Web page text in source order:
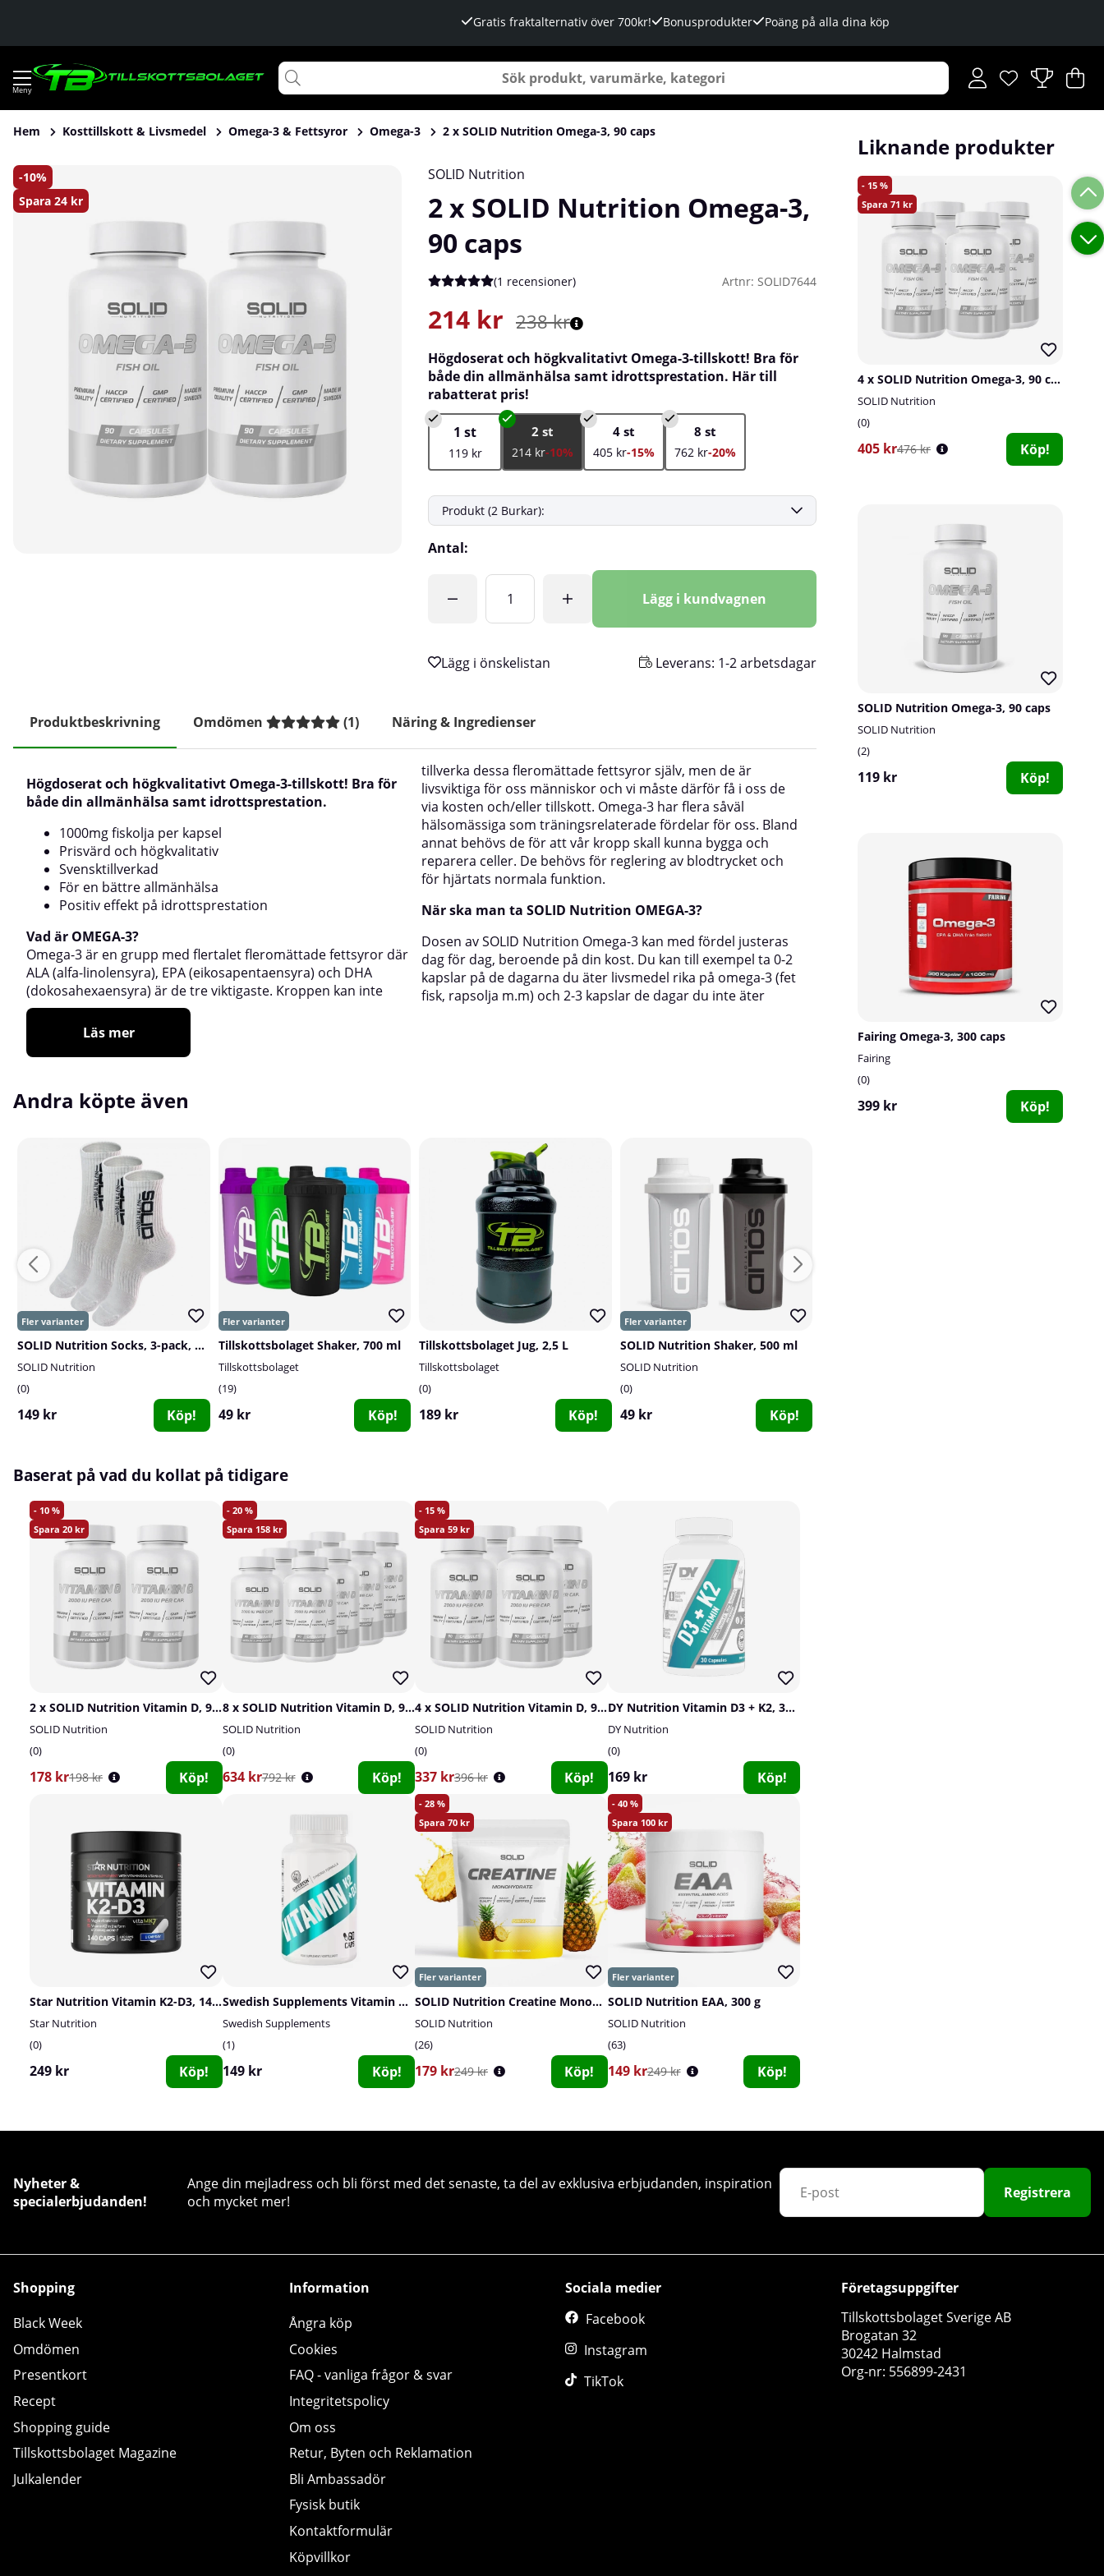
Gratis fraktalternativ över 700kr! Bonusprodukter Poäng på alla dina köp
Önskelista
Antal i
.
.
Hem Kosttillskott & Livsmedel Omega-3 & Fettsyror Omega-3 2 x SOLID Nutrition Omega-3, 90 caps
10
Spara 24 kr
Produktbilder 2 x SOLID Nutrition Omega-3, 90 caps SOLID Nutrition
2 x SOLID Nutrition Omega-3,
90 caps
Medelbetyg 5 av 5 Antal betyg 1
(1 recensioner) Artnr: SOLID7644
238kr
214 kr
Högdoserat och högkvalitativt Omega-3-tillskott! Bra för
både din allmänhälsa samt idrottsprestation. Här till
rabatterat pris!
1 st
119 kr
2 st
214 kr-10%
4 st
405 kr-15%
8 st
762 kr-20%
Antal:
Lägg i kundvagnen
Leverans: 1-2 arbetsdagar
Liknande produkter
15
71
4 x SOLID Nutrition Omega-3, 90 caps
SOLID Nutrition
0
405 kr476 kr Köp!
SOLID Nutrition Omega-3, 90 caps
SOLID Nutrition
2
119 kr Köp!
Fairing Omega-3, 300 caps
Fairing
0
399 kr Köp!
Prime Nutrition Omega-3, 60 caps
Prime Nutrition
Produktbeskrivning Omdömen (1) Näring & Ingredienser
Högdoserat och högkvalitativt Omega-3-tillskott! Bra för
både din allmänhälsa samt idrottsprestation.
1000mg fiskolja per kapsel
Prisvärd och högkvalitativ
Svensktillverkad
För en bättre allmänhälsa
Positiv effekt på idrottsprestation
Vad är OMEGA-3?
Omega-3 är en grupp med flertalet fleromättade fettsyror där
ALA (alfa-linolensyra), EPA (eikosapentaensyra) och DHA
(dokosahexaensyra) är de tre viktigaste. Kroppen kan inte
tillverka dessa fleromättade fettsyror själv, men de är
livsviktiga för oss människor och vi måste därför få i oss de
via kosten och/eller tillskott. Omega-3 har flera såväl
hälsomässiga som träningsrelaterade fördelar för oss. Bland
annat behövs de för att vår kropp skall kunna bygga och
reparera celler. De behövs för reglering av blodtrycket och
för hjärtats normala funktion.
När ska man ta SOLID Nutrition OMEGA-3?
Dosen av SOLID Nutrition Omega-3 kan med fördel justeras
dag för dag, beroende på din kost. Du kan till exempel ta 0-2
kapslar på de dagarna du äter livsmedel rika på omega-3 (fet
fisk, rapsolja m.m) och 2-3 kapslar de dagar du inte äter
livsmedel med mycket omega-3. 1-3 kapslar
dagligen, gärna i samband med måltid.
omega-3, för vår allmänna hälsas skull. I
generellt sätt dåliga på att äta tillräckligt
många utvecklar en brist på omega-3 på
tillskott av SOLID Nutrition omega-3 är
säkerställa dagsbehovet varje dag! Tack vare
högdoserade räcker det med 1-3 kapslar per
Läs mer
Andra köpte även
SOLID Nutrition Socks, 3-pack, White
SOLID Nutrition
0
149 kr Köp!
Tillskottsbolaget Shaker, 700 ml
Tillskottsbolaget
19
49 kr Köp!
Tillskottsbolaget Jug, 2,5 L
Tillskottsbolaget
0
189 kr Köp!
SOLID Nutrition Shaker, 500 ml
SOLID Nutrition
0
49 kr Köp!
Baserat på vad du kollat på tidigare
10
20
2 x SOLID Nutrition Vitamin D, 90 caps
SOLID Nutrition
0
178 kr198 kr Köp!
20
158
8 x SOLID Nutrition Vitamin D, 90 caps
SOLID Nutrition
0
634 kr792 kr Köp!
15
59
4 x SOLID Nutrition Vitamin D, 90 caps
SOLID Nutrition
0
337 kr396 kr Köp!
DY Nutrition Vitamin D3 + K2, 30 caps
DY Nutrition
0
169 kr Köp!
Star Nutrition Vitamin K2-D3, 140 caps
Star Nutrition
0
249 kr Köp!
Swedish Supplements Vitamin K2+D3, 60 caps
Swedish Supplements
1
149 kr Köp!
28
70
SOLID Nutrition Creatine Monohydrate, 400 g
SOLID Nutrition
26
179 kr249 kr Köp!
40
100
SOLID Nutrition EAA, 300 g
SOLID Nutrition
63
149 kr249 kr Köp!
Nyheter &
specialerbjudanden!
Ange din mejladress och bli först med det senaste, ta del av exklusiva erbjudanden, inspiration
och mycket mer!
Registrera
Shopping
Black Week
Omdömen
Presentkort
Recept
Shopping guide
Tillskottsbolaget Magazine
Julkalender
Information
Ångra köp
Cookies
FAQ - vanliga frågor & svar
Integritetspolicy
Om oss
Retur, Byten och Reklamation
Bli Ambassadör
Fysisk butik
Kontaktformulär
Köpvillkor
Sociala medier
Facebook
Instagram
TikTok
Företagsuppgifter
Tillskottsbolaget Sverige AB
Brogatan 32
30242 Halmstad
Org-nr: 556899-2431